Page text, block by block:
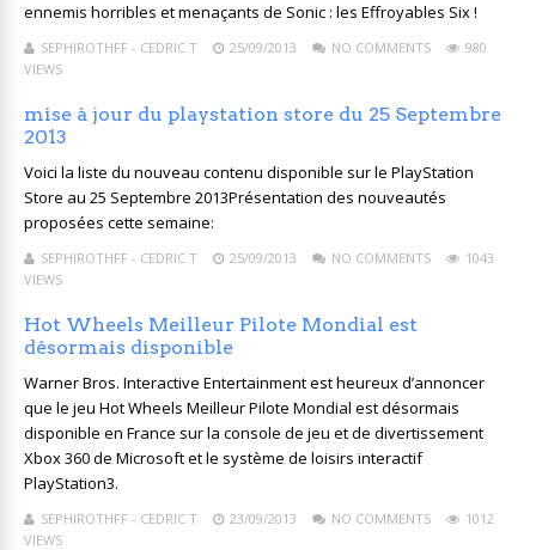
ennemis horribles et menaçants de Sonic : les Effroyables Six !
SEPHIROTHFF - CEDRIC T 25/09/2013 NO COMMENTS
980
VIEWS
mise à jour du playstation store du 25 Septembre
2013
Voici la liste du nouveau contenu disponible sur le PlayStation
Store au 25 Septembre 2013Présentation des nouveautés
proposées cette semaine:
SEPHIROTHFF - CEDRIC T 25/09/2013 NO COMMENTS
1043
VIEWS
Hot Wheels Meilleur Pilote Mondial est
désormais disponible
Warner Bros. Interactive Entertainment est heureux d’annoncer
que le jeu Hot Wheels Meilleur Pilote Mondial est désormais
disponible en France sur la console de jeu et de divertissement
Xbox 360 de Microsoft et le système de loisirs interactif
PlayStation3.
SEPHIROTHFF - CEDRIC T 23/09/2013 NO COMMENTS
1012
VIEWS